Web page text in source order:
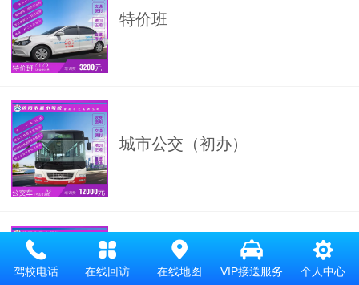
特价班
城市公交（初办）
大货常规班
驾校电话 在线回访 在线地图 VIP接送服务 个人中心